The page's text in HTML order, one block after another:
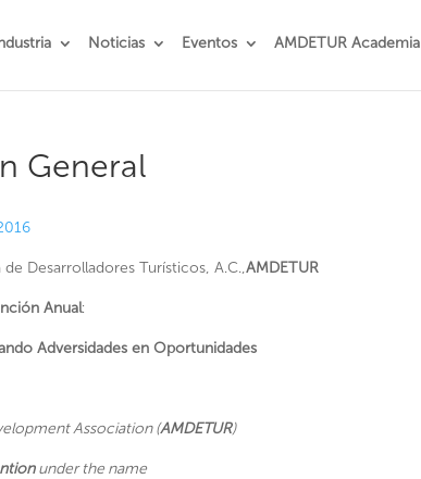
Noticias Eventos AMDETUR Academia
General
Desarrolladores Turísticos, A.C.,AMDETUR
Anual:
Adversidades en Oportunidades
Association (AMDETUR)
under the name